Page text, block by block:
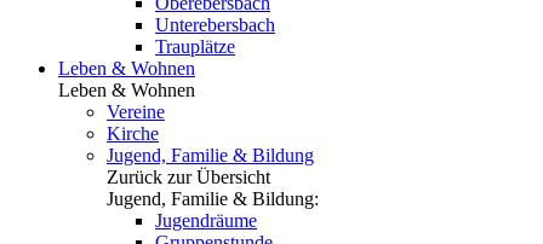
Unterebersbach
Trauplätze
Leben & Wohnen
Leben & Wohnen
Vereine
Kirche
Jugend, Familie & Bildung
Zurück zur Übersicht
Jugend, Familie & Bildung:
Jugendräume